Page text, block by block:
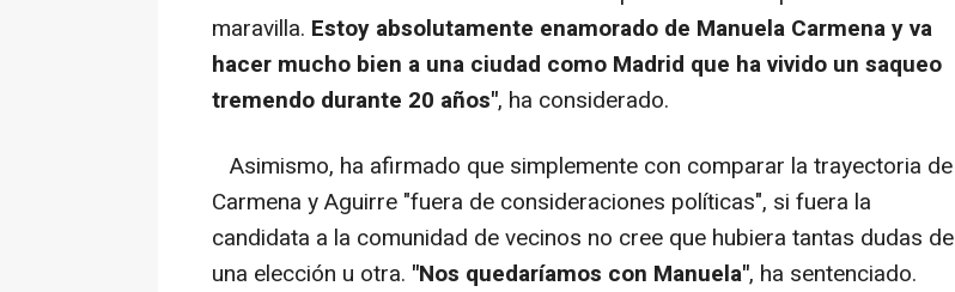
maravilla. Estoy absolutamente enamorado de Manuela Carmena y va
hacer mucho bien a una ciudad como Madrid que ha vivido un saqueo
tremendo durante 20 años", ha considerado.
Asimismo, ha afirmado que simplemente con comparar la trayectoria de
Carmena y Aguirre "fuera de consideraciones políticas", si fuera la
candidata a la comunidad de vecinos no cree que hubiera tantas dudas de
una elección u otra. "Nos quedaríamos con Manuela", ha sentenciado.